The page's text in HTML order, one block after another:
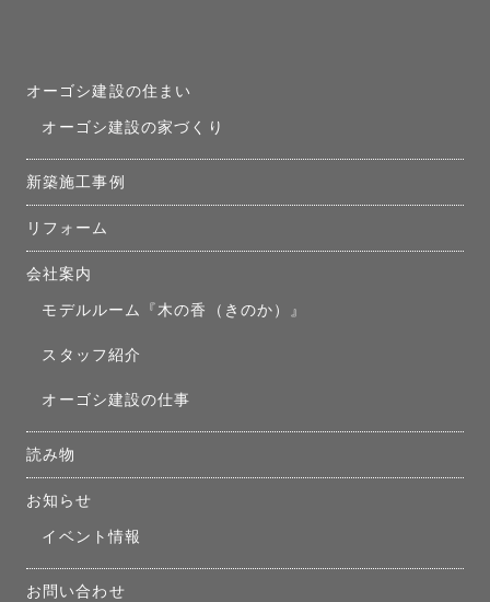
オーゴシ建設の住まい
オーゴシ建設の家づくり
新築施工事例
リフォーム
会社案内
モデルルーム『木の香（きのか）』
スタッフ紹介
オーゴシ建設の仕事
読み物
お知らせ
イベント情報
お問い合わせ